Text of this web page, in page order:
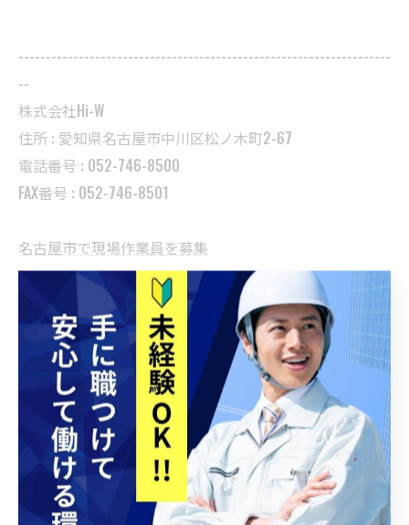
--------------------------------------------------------------------
--
株式会社Hi-W
住所 : 愛知県名古屋市中川区松ノ木町2-67
電話番号 : 052-746-8500
FAX番号 : 052-746-8501
名古屋市で現場作業員を募集
名古屋市で工事を支える現場管理
名古屋市で工事に関わる正社員
名古屋市で未経験者歓迎の職場
名古屋市で充実した福利厚生